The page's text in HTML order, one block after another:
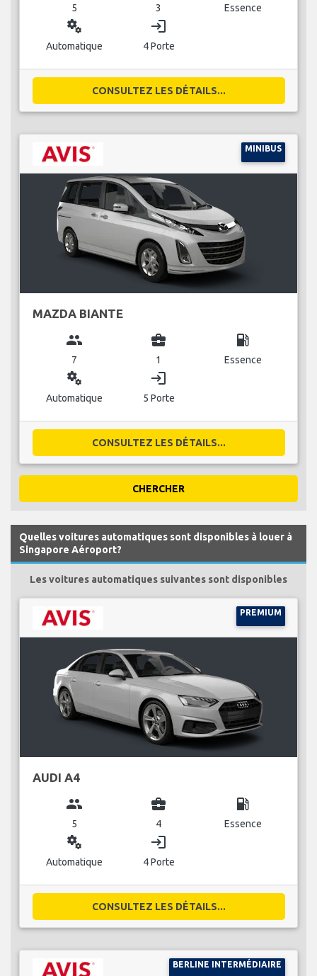
5 3 Essence
miscellaneous_services
Automatique
login
4 Porte
CONSULTEZ LES DÉTAILS...
MINIBUS
MAZDA BIANTE
group
7
business_center
1
local_gas_station
Essence
miscellaneous_services
Automatique
login
5 Porte
CONSULTEZ LES DÉTAILS...
CHERCHER
Quelles voitures automatiques sont disponibles à louer à
Singapore Aéroport?
Les voitures automatiques suivantes sont disponibles
PREMIUM
AUDI A4
group
5
business_center
4
local_gas_station
Essence
miscellaneous_services
Automatique
login
4 Porte
CONSULTEZ LES DÉTAILS...
BERLINE INTERMÉDIAIRE